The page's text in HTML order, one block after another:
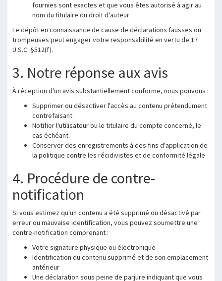
fournies sont exactes et que vous êtes autorisé à agir au
nom du titulaire du droit d'auteur
Le dépôt en connaissance de cause de déclarations fausses ou
trompeuses peut engager votre responsabilité en vertu de 17
U.S.C. §512(f).
3. Notre réponse aux avis
À réception d'un avis substantiellement conforme, nous pouvons :
Supprimer ou désactiver l'accès au contenu prétendument
contrefaisant
Notifier l'utilisateur ou le titulaire du compte concerné, le
cas échéant
Conserver des enregistrements à des fins d'application de
la politique contre les récidivistes et de conformité légale
4. Procédure de contre-
notification
Si vous estimez qu'un contenu a été supprimé ou désactivé par
erreur ou mauvaise identification, vous pouvez soumettre une
contre-notification comprenant :
Votre signature physique ou électronique
Identification du contenu supprimé et de son emplacement
antérieur
Une déclaration sous peine de parjure indiquant que vous